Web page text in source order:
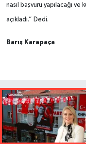
nasıl başvuru yapılacağı ve
açıkladı.” Dedi.
Barış Karapaça